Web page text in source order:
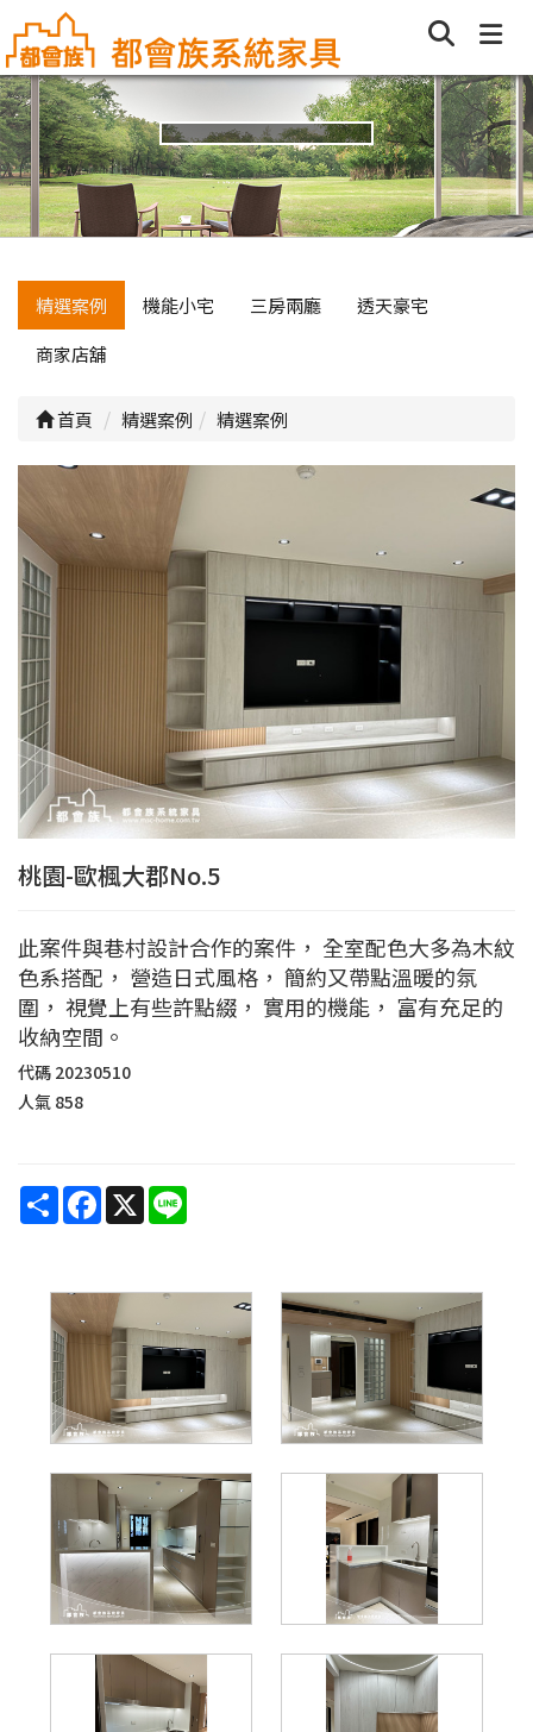
精選案例 機能小宅 三房兩廳
透天豪宅
商家店舖
首頁 精選案例 精選案例
桃園-歐楓大郡No.5
此案件與巷村設計合作的案件， 全室配色大多為木紋
色系搭配， 營造日式風格， 簡約又帶點溫暖的氛
圍， 視覺上有些許點綴， 實用的機能， 富有充足的
收納空間。
代碼 20230510
人氣 858
ShareFacebook
X